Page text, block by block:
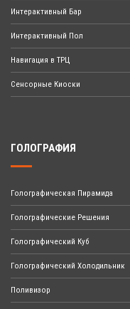
Интерактивный Бар
Интерактивный Пол
Навигация в ТРЦ
Сенсорные Киоски
ГОЛОГРАФИЯ
Голографическая Пирамида
Голографические Решения
Голографический Куб
Голографический Холодильник
Поливизор